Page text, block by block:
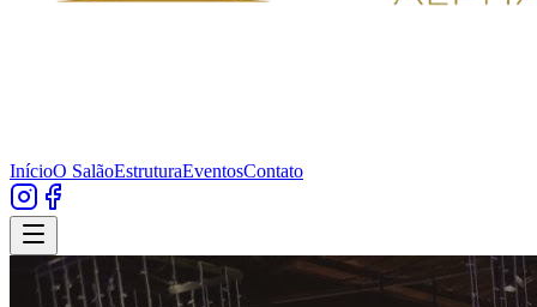
InícioO SalãoEstruturaEventosContato